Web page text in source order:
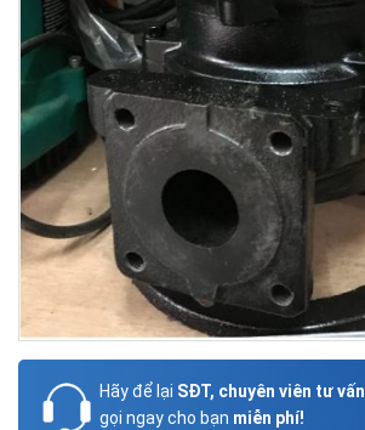
Hãy để lại SĐT, chuyên viên tư vấn
gọi ngay cho bạn miễn phí!